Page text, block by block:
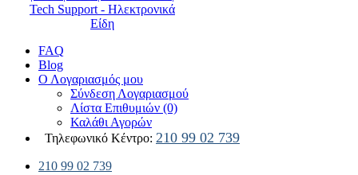
FAQ
Blog
Ο Λογαριασμός μου
Σύνδεση Λογαριασμού
Λίστα Επιθυμιών (0)
Καλάθι Αγορών
Τηλεφωνικό Κέντρο: 210 99 02 739
210 99 02 739